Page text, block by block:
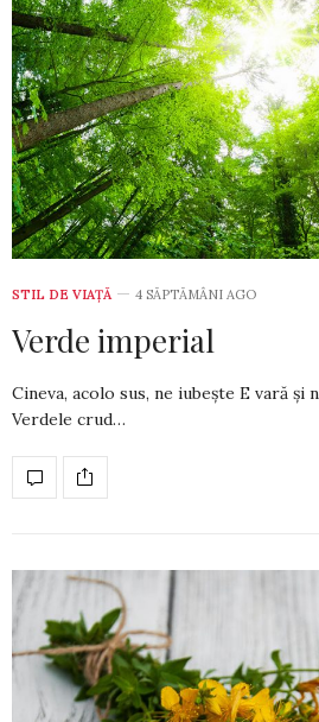
STIL DE VIA­ŢĂ 4 SĂPTĂMÂNI AGO
Verde imperial
Cineva, acolo sus, ne iubește E vară și
Verdele crud…